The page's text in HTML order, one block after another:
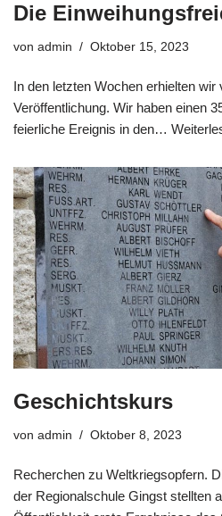
Die
von admin Oktober 15, 2023
In den letzten Wochen erhielten
Veröffentlichung. Wir haben einen
feierliche Ereignis in den…
Geschichtskurs
von admin Oktober 8, 2023
Recherchen zu Weltkriegsopfern.
der Regionalschule Gingst stellten